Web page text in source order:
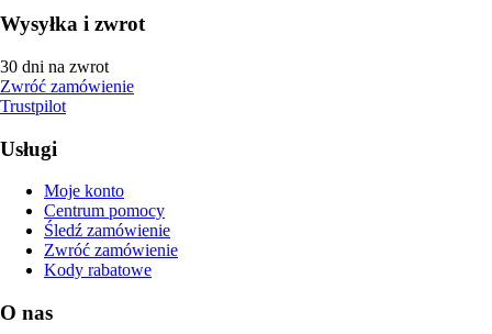
Wysyłka i zwrot
30 dni na zwrot
Zwróć zamówienie
Trustpilot
Usługi
Moje konto
Centrum pomocy
Śledź zamówienie
Zwróć zamówienie
Kody rabatowe
O nas